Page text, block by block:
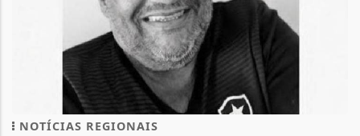
NOTÍCIAS REGIONAIS